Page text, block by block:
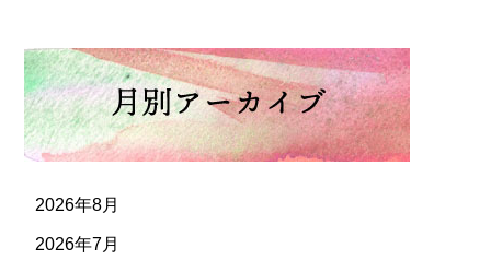
2026年8月
2026年7月